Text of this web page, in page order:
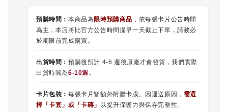
預購時間： 本商品為限時預購商品 ，依每張卡片公告時間
為主，本店將比官方公告時間提早一天截止下單，請務必
於期限前完成購買。
出貨時間： 預購後預計 4-6 週後原廠才會發貨，我們實際
出貨時間為6-10週。
卡片包裝： 每張卡片皆額外附贈卡膜。因運送原因， 需選
擇 「卡套 」或 「卡磚」 以提升保護力與保存完整性。